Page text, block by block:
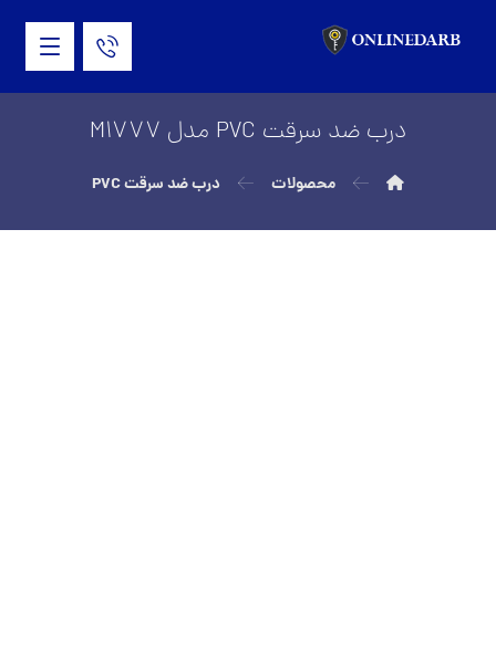
درب ضد سرقت PVC مدل M1777
محصولات درب ضد سرقت PVC